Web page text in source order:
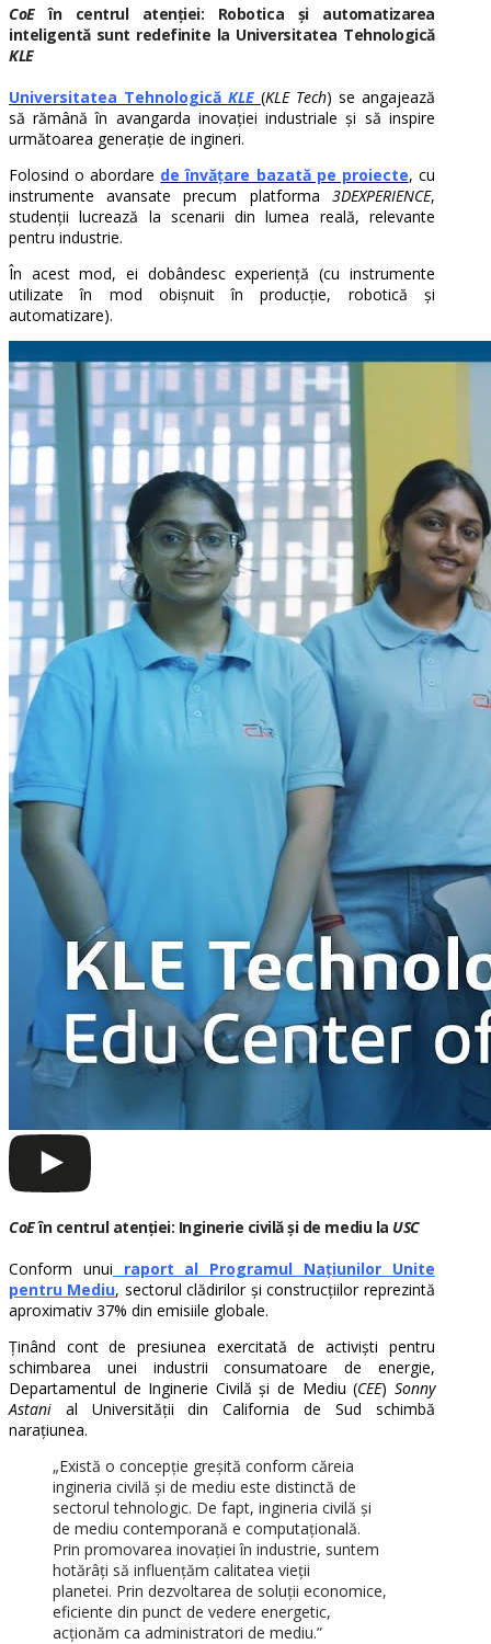
CoEîn centrul atenției: Robotica și automatizarea
inteligentă sunt redefinite la Universitatea Tehnologică
KLE
Universitatea Tehnologică KLE (KLE Tech) se angajează
să rămână în avangarda inovației industriale și să inspire
următoarea generație de ingineri.
Folosind o abordare de învățare bazată pe proiecte, cu
instrumente avansate precum platforma 3DEXPERIENCE,
studenții lucrează la scenarii din lumea reală, relevante
pentru industrie.
În acest mod, ei dobândesc experiență (cu instrumente
utilizate în mod obișnuit în producție, robotică și
automatizare).
CoEîn centrul atenției: Inginerie civilă și de mediu la USC
Conform unui raport al Programul Națiunilor Unite
pentru Mediu, sectorul clădirilor și construcțiilor reprezintă
aproximativ 37% din emisiile globale.
Ținând cont de presiunea exercitată de activiști pentru
schimbarea unei industrii consumatoare de energie,
Departamentul de Inginerie Civilă și de Mediu (CEE) Sonny
Astani al Universității din California de Sud schimbă
narațiunea.
„Există o concepție greșită conform căreia
ingineria civilă și de mediu este distinctă de
sectorul tehnologic. De fapt, ingineria civilă și
de mediu contemporană e computațională.
Prin promovarea inovației în industrie, suntem
hotărâți să influențăm calitatea vieții
planetei. Prin dezvoltarea de soluții economice,
eficiente din punct de vedere energetic,
acționăm ca administratori de mediu.”